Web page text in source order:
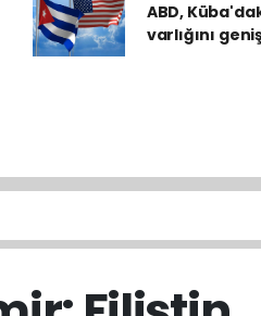
ABD,
varlığını